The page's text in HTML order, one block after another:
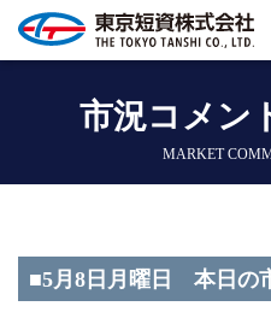
市況コメン
MARKET
■5月8日月曜日 本日の